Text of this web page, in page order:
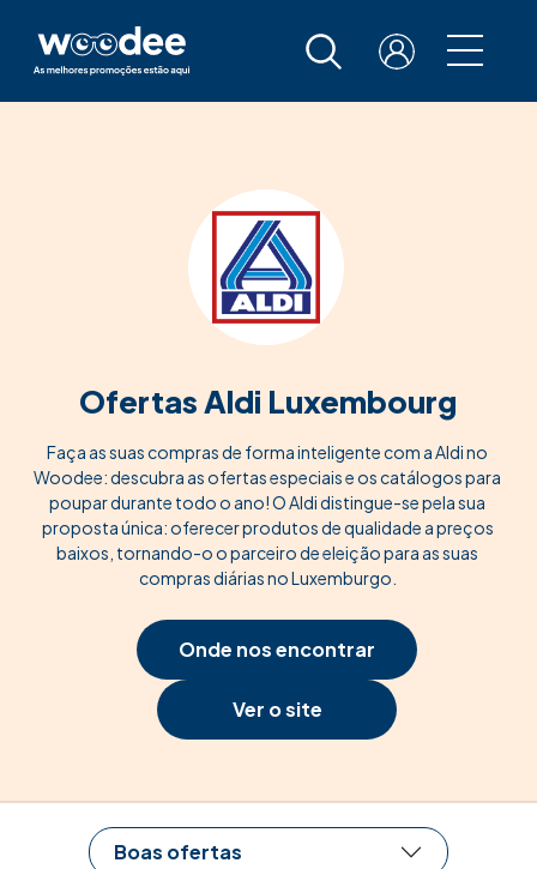
Ofertas Aldi Luxembourg
Faça as suas compras de forma inteligente com a Aldi no
Woodee: descubra as ofertas especiais e os catálogos para
poupar durante todo o ano! O Aldi distingue-se pela sua
proposta única: oferecer produtos de qualidade a preços
baixos, tornando-o o parceiro de eleição para as suas
compras diárias no Luxemburgo.
Onde nos encontrar
Ver o site
Boas ofertas